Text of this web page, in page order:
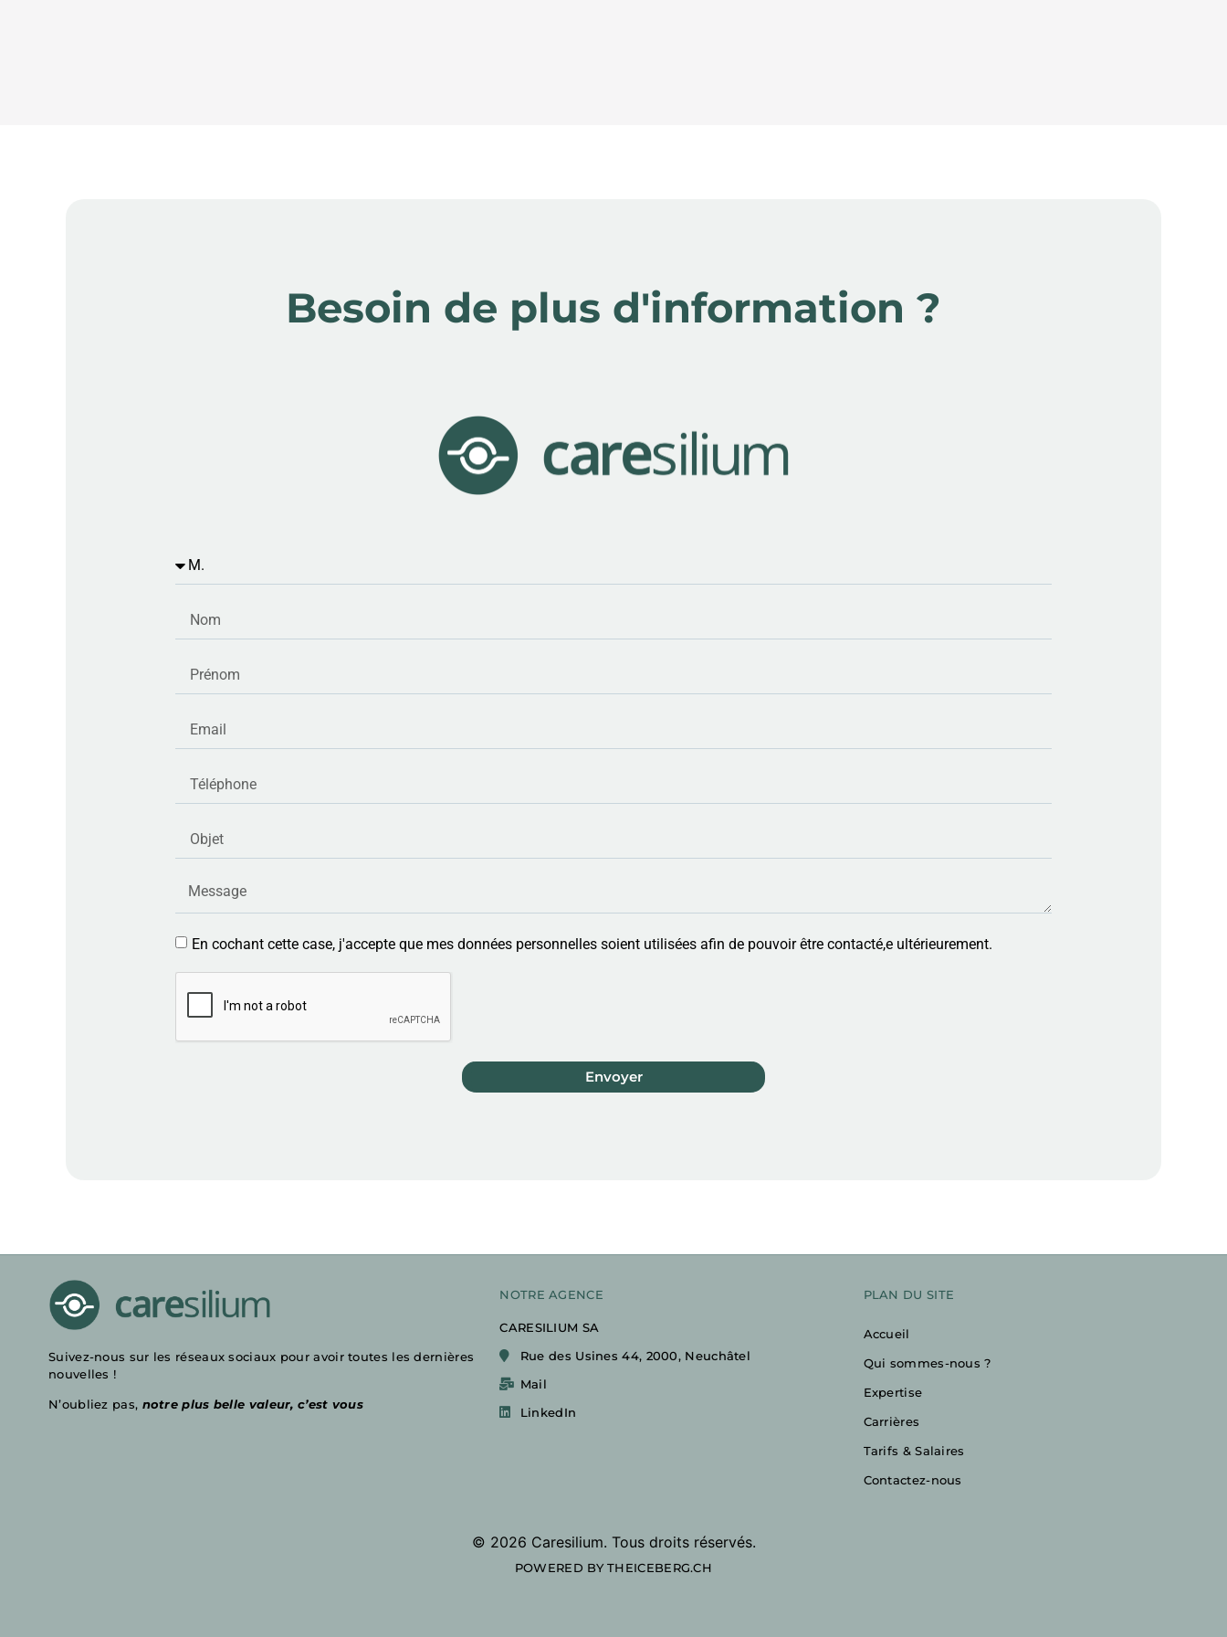
En cochant cette case, j'accepte que mes données personnelles soient utilisées afin de pouvoir être contacté,e ultérieurement.
Envoyer
Besoin de plus d'information ?
Suivez-nous sur les réseaux sociaux pour avoir toutes les dernières
nouvelles !
N’oubliez pas, notre plus belle valeur, c’est vous
NOTRE AGENCE
CARESILIUM SA
Rue des Usines 44, 2000, Neuchâtel
Mail
LinkedIn
PLAN DU SITE
Accueil
Qui sommes-nous ?
Expertise
Carrières
Tarifs & Salaires
Contactez-nous
© 2026 Caresilium. Tous droits réservés.
POWERED BY THEICEBERG.CH